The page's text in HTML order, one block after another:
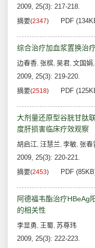
2009, 25(3): 217-218.
摘要(2347) PDF
综合治疗加血浆置换治
边春香, 张槟, 吴君, 文国娟,
2009, 25(3): 219-220.
摘要(2518) PDF
大剂量还原型谷胱甘肽
度肝损害临床疗效观察
胡启江, 汪慧兰, 李敏, 张春
2009, 25(3): 220-221.
摘要(2453) PDF
阿德福韦酯治疗HBeAg
的相关性
李显勇, 王蜀, 苏尊玮
2009, 25(3): 222-223.